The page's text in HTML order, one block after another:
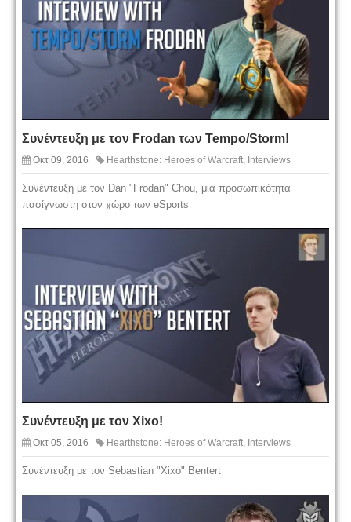
Συνέντευξη με τον Frodan των Tempo/Storm!
Οκτ 09, 2016 Hearthstone: Heroes of Warcraft Interviews
Συνέντευξη με τον Dan "Frodan" Chou, μια προσωπικότητα
πασίγνωστη στον χώρο των eSports
Συνέντευξη με τον Xixo!
Οκτ 05, 2016 Hearthstone: Heroes of Warcraft, Interviews
Συνέντευξη με τον Sebastian "Xixo" Bentert